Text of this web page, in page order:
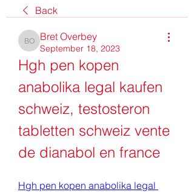
Back
Bret Overbey
Bret Overbey
September 18, 2023
Hgh pen kopen
anabolika legal kaufen
schweiz, testosteron
tabletten schweiz vente
de dianabol en france
Hgh pen kopen anabolika legal